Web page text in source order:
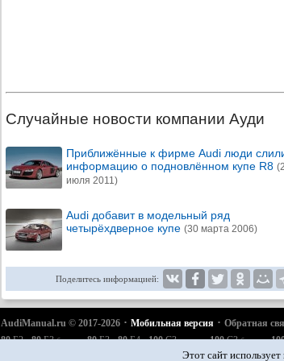
Случайные новости компании Ауди
Приближённые к фирме Audi люди
информацию о подновлённом купе R8
июля 2011)
Audi добавит в модельный ряд
четырёхдверное купе (30 марта 2006)
Поделитесь информацией:
AudiManual.ru © 2017-2026 · Мобильная версия · Обратная
80Б2·80Б3бензин·80Б3·80Б4·100С3дизель·100С3бензин·
Q5 Typ 8R·Q7 Typ 4L·
Этот сайт